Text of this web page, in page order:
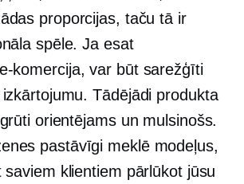
proporcijas, taču tā ir
spēle. Ja esat
e-komercija, var būt sarežģīti
Tādējādi produkta
orientējams un mulsinošs.
pastāvīgi meklē modeļus,
klientiem pārlūkot jūsu